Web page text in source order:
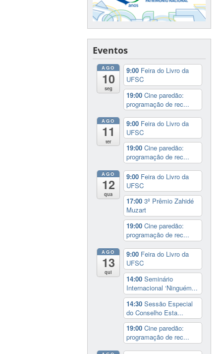
Eventos
AGO
10
seg
9:00 Feira do Livro da
UFSC
19:00Cine paredão:
programação de rec...
AGO
11
ter
9:00 Feira do Livro da
UFSC
19:00Cine paredão:
programação de rec...
AGO
12
qua
9:00 Feira do Livro da
UFSC
17:003º Prêmio Zahidé
Muzart
19:00Cine paredão:
programação de rec...
AGO
13
qui
9:00 Feira do Livro da
UFSC
14:00Seminário
Internacional ‘Ninguém...
14:30Sessão Especial
do Conselho Esta...
19:00Cine paredão:
programação de rec...